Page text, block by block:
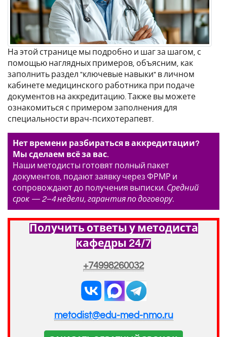
На этой странице мы подробно и шаг за шагом, с
помощью наглядных примеров, объясним, как
заполнить раздел "ключевые навыки" в личном
кабинете медицинского работника при подаче
документов на аккредитацию. Также вы можете
ознакомиться с примером заполнения для
специальности врач-психотерапевт.
Нет времени разбираться в аккредитации?
Мы сделаем всё за вас.
Наши методисты готовят полный пакет
документов, подают заявку через ФРМР и
сопровождают до получения выписки. Средний
срок — 2–4 недели, гарантия по договору.
Получить ответы у методиста
кафедры 24/7
+74998260032
metodist@edu-med-nmo.ru